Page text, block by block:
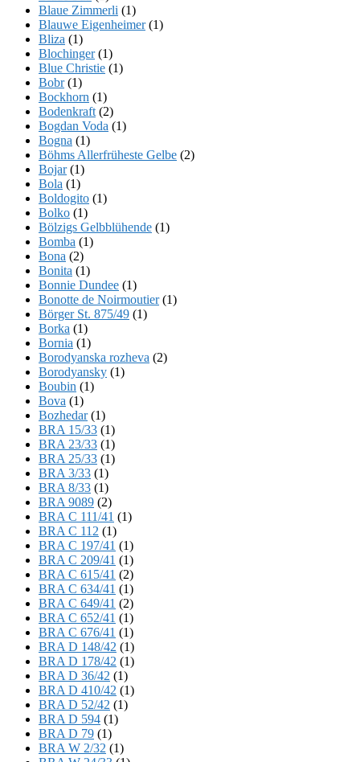
Blaue Zimmerli (1)
Blauwe Eigenheimer(1)
Bliza (1)
Blochinger(1)
Blue Christie (1)
Bobr(1)
Bockhorn (1)
Bodenkraft (2)
Bogdan Voda (1)
Bogna (1)
Böhms Allerfrüheste Gelbe (2)
Bojar(1)
Bola (1)
Boldogito (1)
Bolko (1)
Bölzigs Gelbblühende (1)
Bomba (1)
Bona (2)
Bonita (1)
Bonnie Dundee (1)
Bonotte de Noirmoutier(1)
Börger St. 875/49 (1)
Borka (1)
Bornia (1)
Borodyanska rozheva (2)
Borodyansky (1)
Boubin (1)
Bova (1)
Bozhedar(1)
BRA 15/33 (1)
BRA 23/33 (1)
BRA 25/33 (1)
BRA 3/33 (1)
BRA 8/33 (1)
BRA 9089 (2)
BRA C 111/41 (1)
BRA C 112 (1)
BRA C 197/41 (1)
BRA C 209/41 (1)
BRA C 615/41 (2)
BRA C 634/41 (1)
BRA C 649/41 (2)
BRA C 652/41 (1)
BRA C 676/41 (1)
BRA D 148/42 (1)
BRA D 178/42 (1)
BRA D 36/42 (1)
BRA D 410/42 (1)
BRA D 52/42 (1)
BRA D 594 (1)
BRA D 79 (1)
BRA W 2/32 (1)